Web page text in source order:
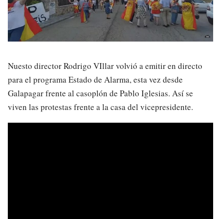
Nuesto director Rodrigo VIllar volvió a emitir en directo
para el programa Estado de Alarma, esta vez desde
Galapagar frente al casoplón de Pablo Iglesias. Así se
viven las protestas frente a la casa del vicepresidente.